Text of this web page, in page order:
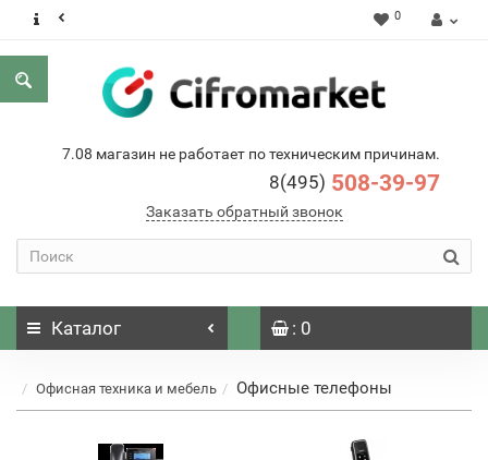
0
7.08 магазин не работает по техническим причинам.
8(495) 508-39-97
Заказать обратный звонок
Каталог : 0
Офисная техника и мебель Офисные телефоны